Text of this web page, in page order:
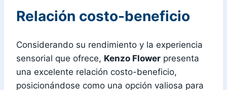
Relación costo-beneficio
Considerando su rendimiento y la experiencia
sensorial que ofrece, Kenzo Flower presenta
una excelente relación costo-beneficio,
posicionándose como una opción valiosa para